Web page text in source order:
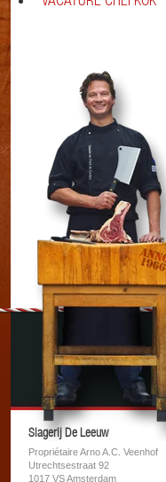
Slagerij De Leeuw
Propriétaire Arno A.C. Veenhof
Utrechtsestraat 92
1017 VS Amsterdam